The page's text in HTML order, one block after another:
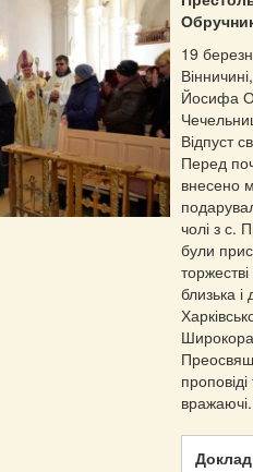
19
Йосифа
Відпуст
Перед
внесено
чолі з с.
були
близька
вражаючі.